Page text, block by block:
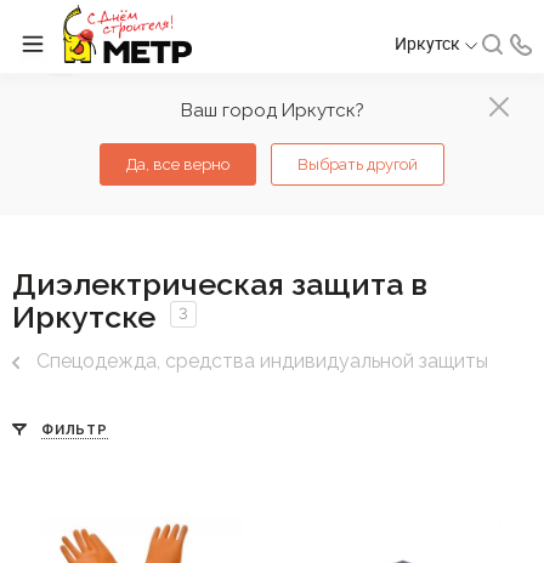
Ваш город Иркутск?
Да, все верно Выбрать другой
Иркутск
Диэлектрическая защита в
Иркутске
3
Спецодежда, средства индивидуальной защиты
ФИЛЬТР